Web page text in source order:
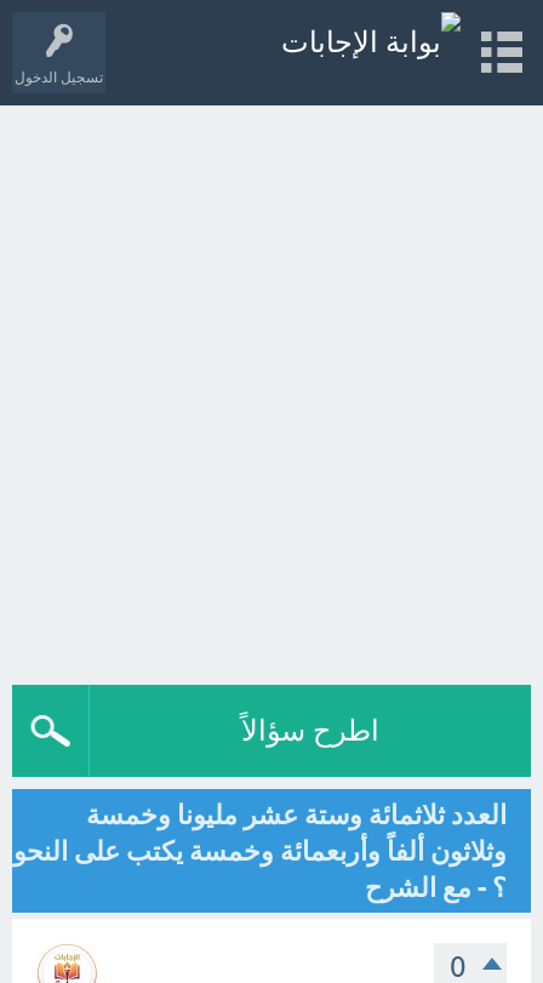
تسجيل الدخول
اطرح سؤالاً
العدد ثلاثمائة وستة عشر مليونا وخمسة
وثلاثون ألفاً وأربعمائة وخمسة يكتب على النحو
؟ - مع الشرح
0